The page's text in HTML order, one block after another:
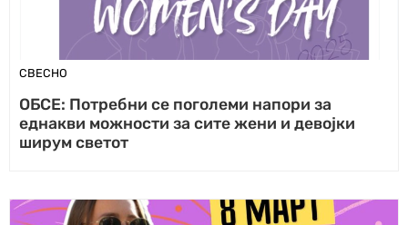
СВЕСНО
ОБСЕ: Потребни се поголеми напори за
еднакви можности за сите жени и девојки
ширум светот